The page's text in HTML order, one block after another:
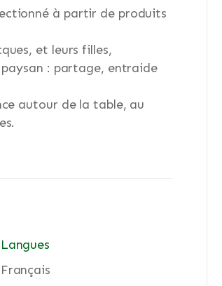
à partir de produits
et leurs filles,
: partage, entraide
autour de la table, au
Langues
Français